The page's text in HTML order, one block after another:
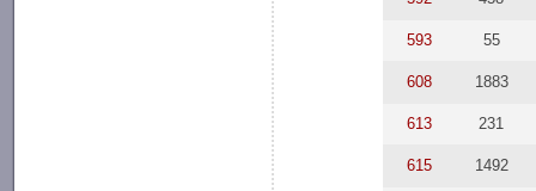
593 55
608 1883
613 231
615 1492